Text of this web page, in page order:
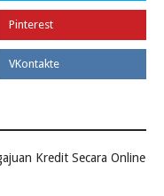
Kredit Secara Online